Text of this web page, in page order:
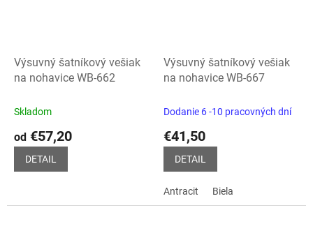
Výsuvný šatníkový vešiak
na nohavice WB-662
Skladom
od €57,20
DETAIL
Výsuvný šatníkový vešiak
na nohavice WB-667
Dodanie 6 -10 pracovných dní
€41,50
DETAIL
Antracit Biela